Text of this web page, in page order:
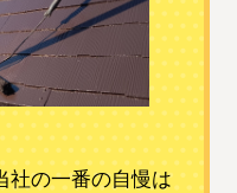
社の一番の自慢は